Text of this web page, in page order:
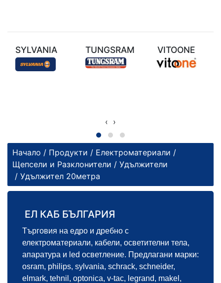
SYLVANIA TUNGSRAM VITOONE
‹ ›
Начало / Продукти / Електроматериали /
Щепсели и Разклонители / Удължители
/ Удължител 20метра
ЕЛ КАБ БЪЛГАРИЯ
Търговия на едро и дребно с
електроматериали, кабели, осветителни тела,
апаратура и led осветление. Предлагани марки:
osram, philips, sylvania, schrack, schneider,
elmark, tehnil, optonica, v-tac, legrand, makel,